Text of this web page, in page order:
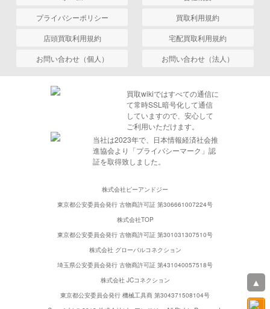
プライバシーポリシー
買取利用規約
店頭買取利用規約
宅配買取利用規約
お問い合わせ（個人）
お問い合わせ（法人）
買取wikiではすべての通信に
て常時SSL暗号化して通信
していますので、安心して
ご利用いただけます。
当社は2023年で、日本情報経済社会推
進協会より「プライバシーマーク」認
証を取得致しました。
株式会社ピーアンドジー
東京都公安委員会発行 古物商許可証 第306661007224号
株式会社TOP
東京都公安委員会発行 古物商許可証 第301031307510号
株式会社 グローバルコネクション
埼玉県公安委員会発行 古物商許可証 第431040057518号
株式会社 JCコネクション
東京都公安委員会発行 機械工具商 第304371508104号
▲